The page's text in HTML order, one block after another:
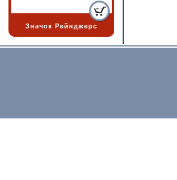
Значок Рейнджерс